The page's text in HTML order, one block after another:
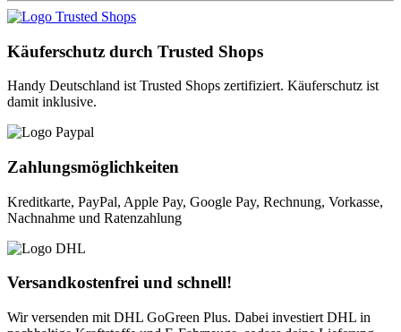
Käuferschutz durch Trusted Shops
Handy Deutschland ist Trusted Shops zertifiziert. Käuferschutz ist
damit inklusive.
Zahlungsmöglichkeiten
Kreditkarte, PayPal, Apple Pay, Google Pay, Rechnung, Vorkasse,
Nachnahme und Ratenzahlung
Versandkostenfrei und schnell!
Wir versenden mit DHL GoGreen Plus. Dabei investiert DHL in